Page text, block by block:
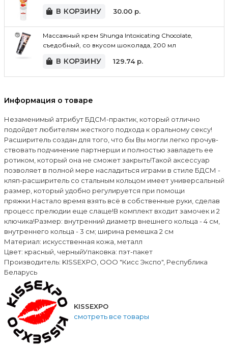
В КОРЗИНУ 30.00р.
Массажный крем Shunga Intoxicating Chocolate,
съедобный, со вкусом шоколада, 200 мл
В КОРЗИНУ 129.74р.
Информация о товаре
Незаменимый атрибут БДСМ-практик, который отлично
подойдет любителям жесткого подхода к оральному сексу!
Расширитель создан для того, что бы Вы могли легко про­чув­
ство­вать под­чи­не­ние парт­нерши и пол­но­стью завла­деть ее
роти­ком, кото­рый она не сможет закрыть!Такой аксессуар
позволяет в полной мере насладиться играми в стиле БДСМ -
кляп-расширитель со стальным кольцом имеет уни­вер­саль­ный
размер, кото­рый удобно регу­ли­ру­ется при помощи
пряжки.Настало время взять всё в собственные руки, сделав
процесс прелюдии еще слаще!В комплект входит замочек и 2
ключика!Размер: внутренний диаметр внешнего кольца - 4 см,
внутреннего кольца - 3 см; ширина ремешка 2 см
Материал: искусственная кожа, металл
Цвет: красный, черныйУпаковка: пэт-пакет
Производитель: KISSEXPO, ОOО "Кисс Экспо", Республика
Беларусь
KISSEXPO
смотреть все товары